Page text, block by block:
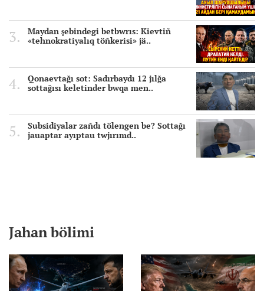
Maydan şebindegi betbwrıs: Kievtiñ
«tehnokratiyalıq töñkerisi» jä..
Qonaevtağı sot: Sadırbaydı 12 jılğa
sottağısı keletinder bwqa men..
Subsidiyalar zañdı tölengen be? Sottağı
jauaptar ayıptau twjırımd..
Jahan bölimi